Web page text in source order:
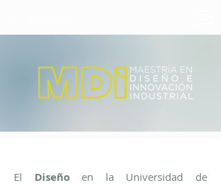
El Diseñoen la Universidad de